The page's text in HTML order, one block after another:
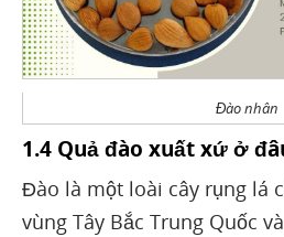
Đào nhân
1.4 Quả đào xuất xứ ở
Đào là một loài cây rụng lá
vùng Tây Bắc Trung Quốc